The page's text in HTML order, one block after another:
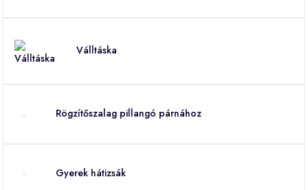
Válltáska
Rögzítőszalag pillangó párnához
Gyerek hátizsák